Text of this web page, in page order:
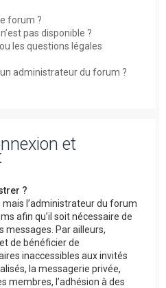
forum ?
pas disponible ?
les questions légales
administrateur du forum ?
et
?
l’administrateur du forum
afin qu’il soit nécessaire de
messages. Par ailleurs,
de bénéficier de
inaccessibles aux invités
la messagerie privée,
membres, l’adhésion à des